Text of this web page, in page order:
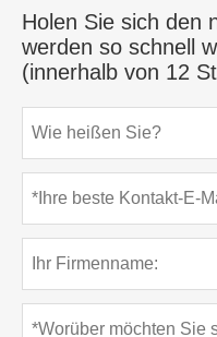
Holen Sie sich den
werden so schnell
(innerhalb von 12